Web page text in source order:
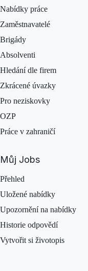
Nabídky práce
Zaměstnavatelé
Brigády
Absolventi
Hledání dle firem
Zkrácené úvazky
Pro neziskovky
OZP
Práce v zahraničí
Můj Jobs
Přehled
Uložené nabídky
Upozornění na nabídky
Historie odpovědí
Vytvořit si životopis